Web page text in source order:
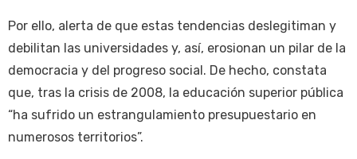
Por ello, alerta de que estas tendencias deslegitiman y
debilitan las universidades y, así, erosionan un pilar de la
democracia y del progreso social. De hecho, constata
que, tras la crisis de 2008, la educación superior pública
“ha sufrido un estrangulamiento presupuestario en
numerosos territorios”.